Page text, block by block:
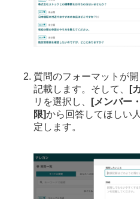
質問のフォーマットが
記載します。そして、
[
リを選択し、
[メンバー
限]から回答してほしい
定します。